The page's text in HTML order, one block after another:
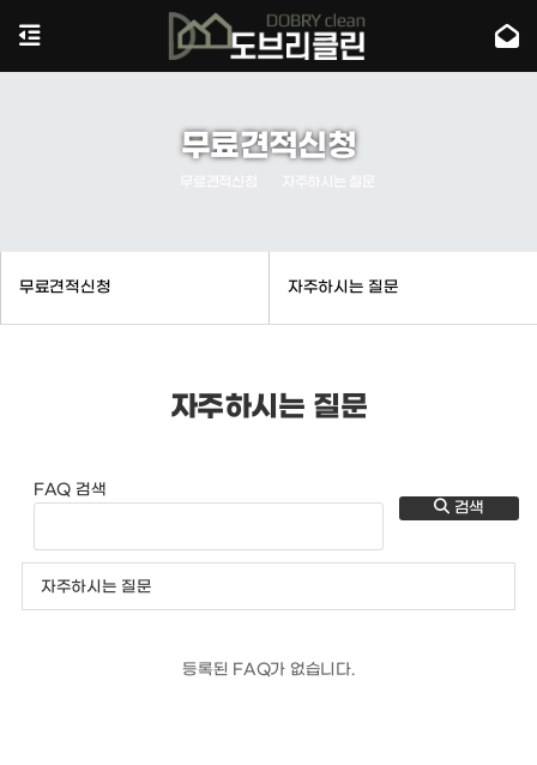
무료견적신청
무료견적신청 자주하시는 질문
자주하시는 질문
FAQ 검색
검색
자주하시는 질문
등록된 FAQ가 없습니다.